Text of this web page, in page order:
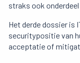
straks ook
Het derde dossier is
securitypositie van
acceptatie of